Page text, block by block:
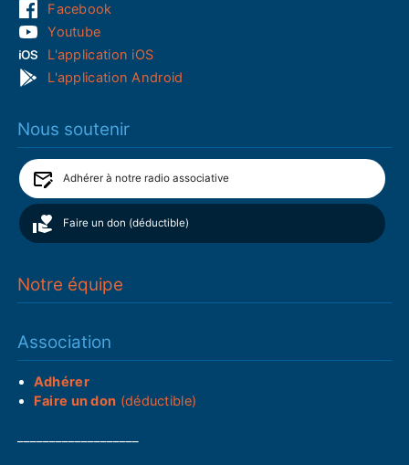
Facebook
Youtube
L'application iOS
L'application Android
Nous soutenir
Adhérer à notre radio associative
Faire un don (déductible)
Notre équipe
Association
Adhérer
Faire un don (déductible)